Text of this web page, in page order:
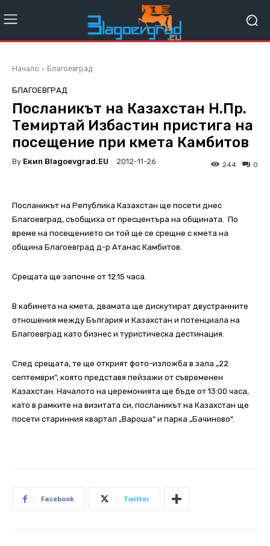
Начало Благоевград
БЛАГОЕВГРАД
Посланикът на Казахстан Н.Пр.
Темиртай Избастин пристига на
посещение при кмета Камбитов
By Екип Blagoevgrad.EU 2012-11-26 0
244
Посланикът на Република Казахстан ще посети днес
Благоевград, съобщиха от пресцентъра на общината. По
време на посещението си той ще се срещне с кмета на
община Благоевград д-р Атанас Камбитов.
Срещата ще започне от 12.15 часа.
В кабинета на кмета, двамата ще дискутират двустранните
отношения между България и Казахстан и потенциала на
Благоевград като бизнес и туристическа дестинация.
След срещата, те ще открият фото-изложба в зала „22
септември“, която представя пейзажи от съвременен
Казахстан. Началото на церемонията ще бъде от 13:00 часа,
като в рамките на визитата си, посланикът на Казахстан ще
посети старинния квартал „Вароша“ и парка „Бачиново“.
Facebook Twitter